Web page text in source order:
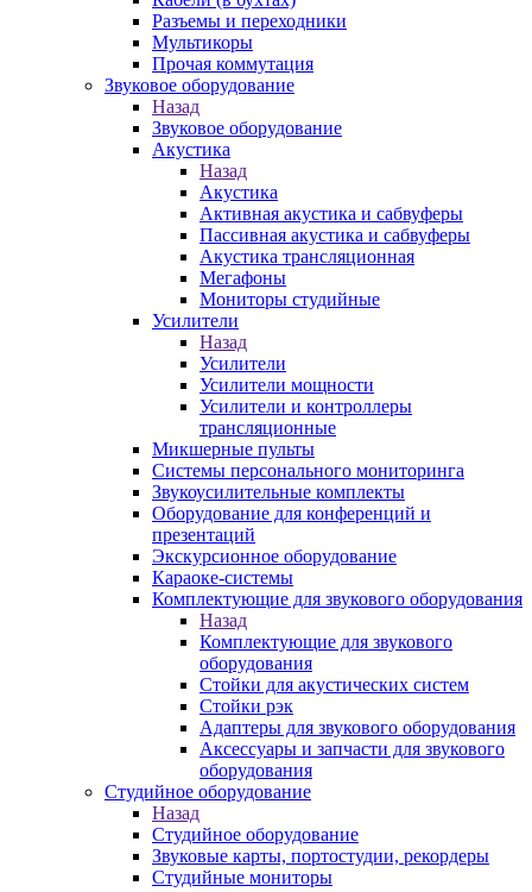
Разъемы и переходники
Мультикоры
Прочая коммутация
Звуковое оборудование
Назад
Звуковое оборудование
Акустика
Назад
Акустика
Активная акустика и сабвуферы
Пассивная акустика и сабвуферы
Акустика трансляционная
Мегафоны
Мониторы студийные
Усилители
Назад
Усилители
Усилители мощности
Усилители и контроллеры
трансляционные
Микшерные пульты
Системы персонального мониторинга
Звукоусилительные комплекты
Оборудование для конференций и
презентаций
Экскурсионное оборудование
Караоке-системы
Комплектующие для звукового оборудования
Назад
Комплектующие для звукового
оборудования
Стойки для акустических систем
Стойки рэк
Адаптеры для звукового оборудования
Аксессуары и запчасти для звукового
оборудования
Студийное оборудование
Назад
Студийное оборудование
Звуковые карты, портостудии, рекордеры
Студийные мониторы